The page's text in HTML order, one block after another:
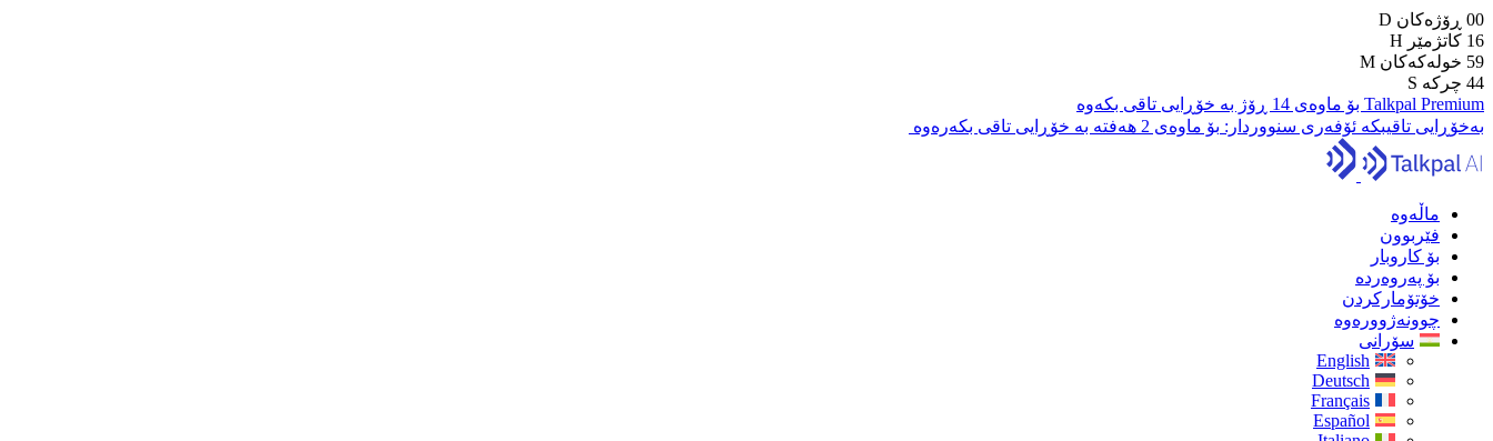
00 ڕۆژەکان D
16 کاتژمێر H
59 خولەکەکان M
43 چرکە S
Talkpal Premium بۆ ماوەی 14 ڕۆژ بە خۆڕایی تاقی بکەوە
بەخۆڕایی تاقیبکە ئۆفەری سنووردار: بۆ ماوەی 2 هەفتە بە خۆڕایی تاقی بکەرەوە
ماڵەوە
فێربوون
بۆ کاروبار
بۆ پەروەردە
خۆتۆمارکردن
چوونەژوورەوە
سۆرانی
English
Deutsch
Français
Español